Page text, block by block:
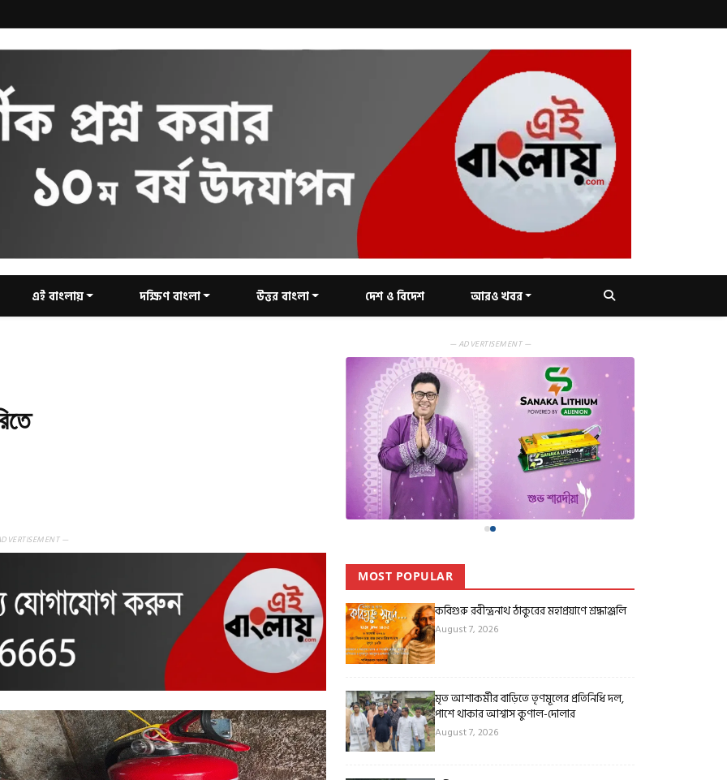
এই বাংলায় দক্ষিণ বাংলা উত্তর বাংলা দেশ ও বিদেশ আরও খবর
—
— ADVERTISEMENT —
MOST POPULAR
কবিগুরু রবীন্দ্রনাথ ঠাকুরের মহাপ্রয়াণে শ্রদ্ধাঞ্জলি
August 7, 2026
মৃত আশাকর্মীর বাড়িতে তৃণমূলের প্রতিনিধি দল,
পাশে থাকার আশ্বাস কুণাল-দোলার
August 7, 2026